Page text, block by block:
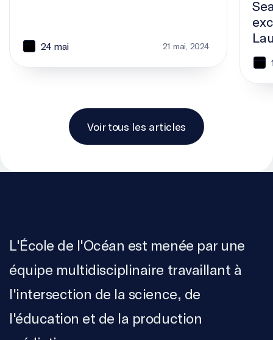
24 mai 21 mai, 2024
Voir tous les articles
L'École de l'Océan est menée par une
équipe multidisciplinaire travaillant à
l'intersection de la science, de
l'éducation et de la production